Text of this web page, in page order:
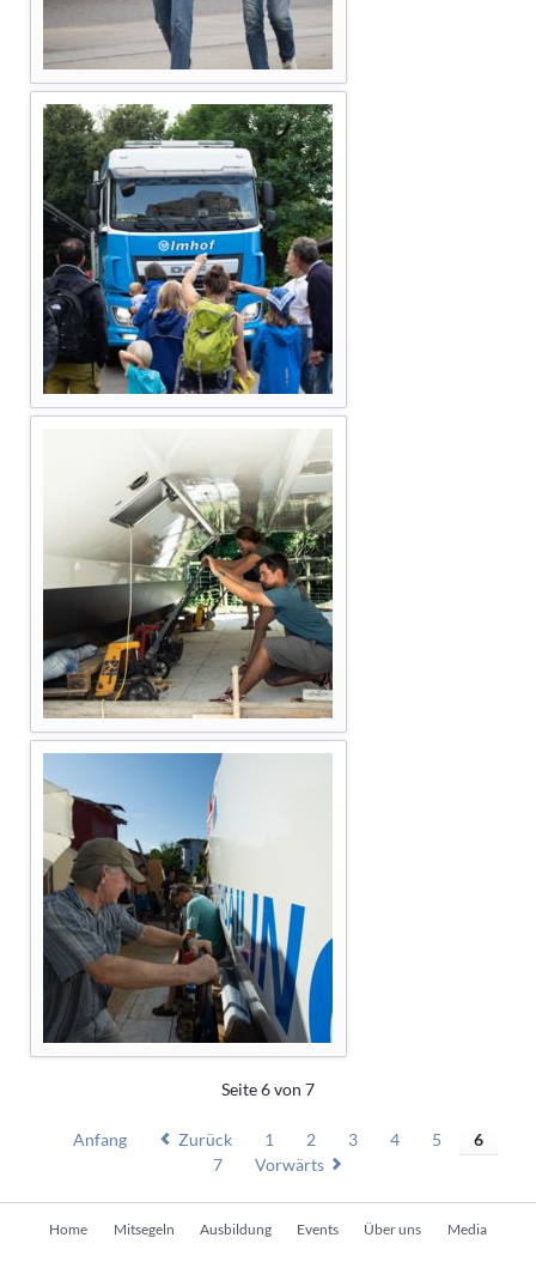
Seite 6 von 7
Anfang Zurück 1 2 3 4 5
6
7
Vorwärts
Navigation
Home Mitsegeln Ausbildung Events Über uns Media